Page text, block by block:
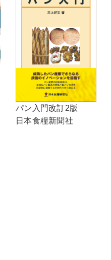
パン入門改訂2版
日本食糧新聞社